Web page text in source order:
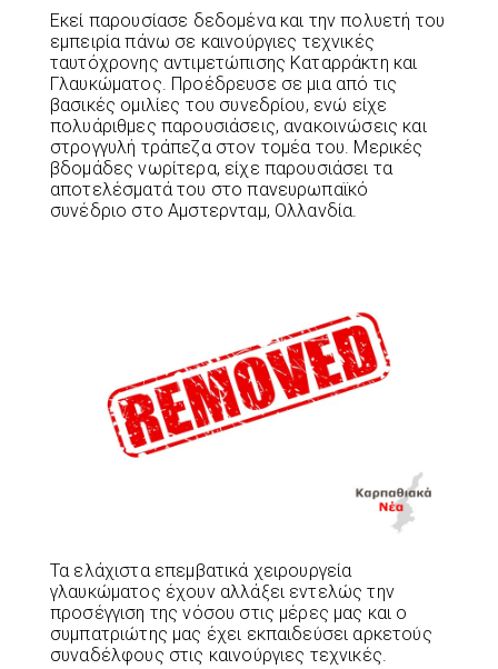
Εκεί παρουσίασε δεδομένα και την πολυετή του
εμπειρία πάνω σε καινούργιες τεχνικές
ταυτόχρονης αντιμετώπισης Καταρράκτη και
Γλαυκώματος. Προέδρευσε σε μια από τις
βασικές ομιλίες του συνεδρίου, ενώ είχε
πολυάριθμες παρουσιάσεις, ανακοινώσεις και
στρογγυλή τράπεζα στον τομέα του. Μερικές
βδομάδες νωρίτερα, είχε παρουσιάσει τα
αποτελέσματά του στο πανευρωπαϊκό
συνέδριο στο Αμστερνταμ, Ολλανδία.
Τα ελάχιστα επεμβατικά χειρουργεία
γλαυκώματος έχουν αλλάξει εντελώς την
προσέγγιση της νόσου στις μέρες μας και ο
συμπατριώτης μας έχει εκπαιδεύσει αρκετούς
συναδέλφους στις καινούργιες τεχνικές.